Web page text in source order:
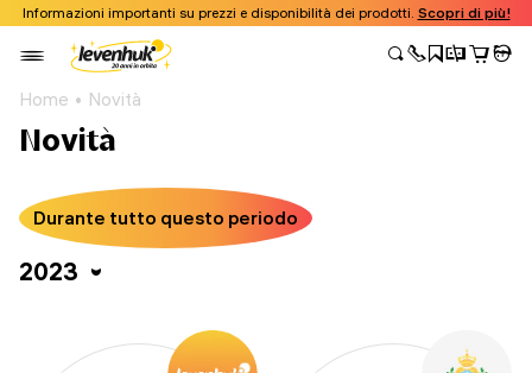
Informazioni importanti su prezzi e disponibilità dei prodotti. Scopri di più!
Home Novità
Novità
Durante tutto questo periodo
2023